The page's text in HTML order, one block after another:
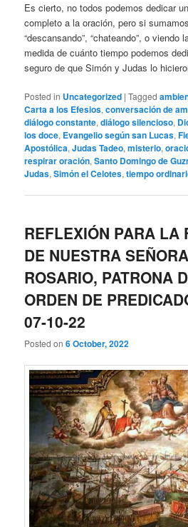
Es cierto, no todos podemos dedicar
completo a la oración, pero si
“descansando”, “chateando”, o viendo
medida de cuánto tiempo podemos
seguro de que Simón y Judas lo
Posted in Uncategorized |Tagged
Carta a los Efesios,conversación de
diálogo constante,diálogo silencioso,
los doce, Evangelio según san Lucas,
Apostólica,Judas Tadeo,misterio,
respirar oración,Santo Domingo de
Judas,Simón el Celotes,tiempo
REFLEXIÓN PARA LA
DE NUESTRA
ROSARIO, PATRONA
ORDEN DE
07-10-22
Posted on6 October, 2022